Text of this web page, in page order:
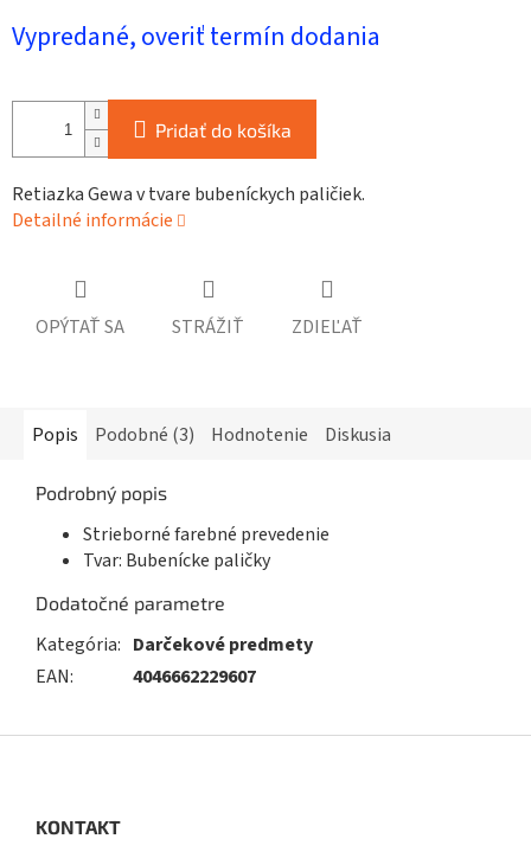
cena:
Vypredané, overiť termín dodania
Pridať do košíka
Retiazka Gewa v tvare bubeníckych paličiek.
Detailné informácie
OPÝTAŤ SA STRÁŽIŤ ZDIEĽAŤ
Popis Podobné (3) Hodnotenie Diskusia
Podrobný popis
Strieborné farebné prevedenie
Tvar: Bubenícke paličky
Dodatočné parametre
Kategória: Darčekové predmety
EAN: 4046662229607
KONTAKT